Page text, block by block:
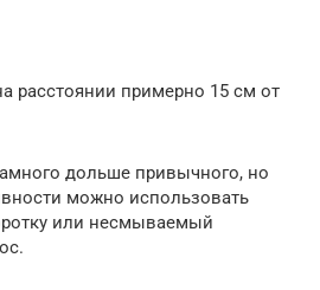
расстоянии примерно 15 см от
дольше привычного, но
можно использовать
или несмываемый